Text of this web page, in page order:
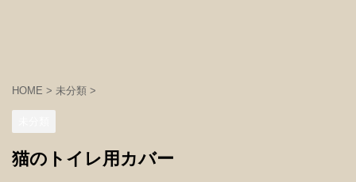
HOME > 未分類 >
猫のトイレ用カバー